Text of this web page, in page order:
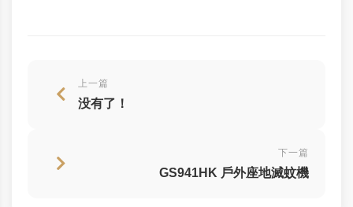
上一篇
没有了！
下一篇
GS941HK 戶外座地滅蚊機